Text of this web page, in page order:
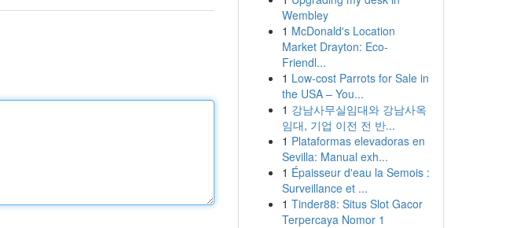
Wembley
1 McDonald's Location
Market Drayton: Eco-
Friendl...
1 Low-cost Parrots for Sale in
the USA – You...
1 강남사무실임대와 강남사옥
임대, 기업 이전 전 반...
1 Plataformas elevadoras en
Sevilla: Manual exh...
1 Épaisseur d'eau la Semois :
Surveillance et ...
1 Tinder88: Situs Slot Gacor
Terpercaya Nomor 1